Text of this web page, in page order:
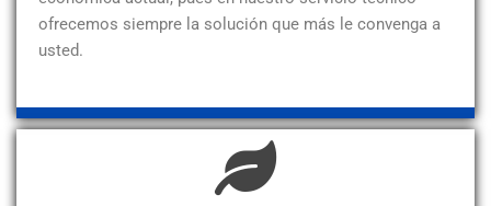
ofrecemos siempre la solución que más le convenga a
usted.